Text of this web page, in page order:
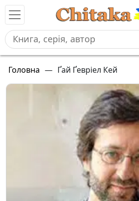
Головна — Ґай Ґевріел Кей